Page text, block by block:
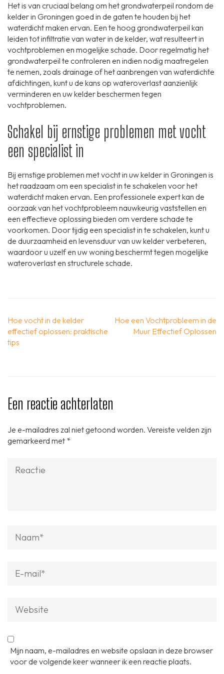
Het is van cruciaal belang om het grondwaterpeil rondom de
kelder in Groningen goed in de gaten te houden bij het
waterdicht maken ervan. Een te hoog grondwaterpeil kan
leiden tot infiltratie van water in de kelder, wat resulteert in
vochtproblemen en mogelijke schade. Door regelmatig het
grondwaterpeil te controleren en indien nodig maatregelen
te nemen, zoals drainage of het aanbrengen van waterdichte
afdichtingen, kunt u de kans op wateroverlast aanzienlijk
verminderen en uw kelder beschermen tegen
vochtproblemen.
Schakel bij ernstige problemen met vocht
een specialist in
Bij ernstige problemen met vocht in uw kelder in Groningen is
het raadzaam om een specialist in te schakelen voor het
waterdicht maken ervan. Een professionele expert kan de
oorzaak van het vochtprobleem nauwkeurig vaststellen en
een effectieve oplossing bieden om verdere schade te
voorkomen. Door tijdig een specialist in te schakelen, kunt u
de duurzaamheid en levensduur van uw kelder verbeteren,
waardoor u uzelf en uw woning beschermt tegen mogelijke
wateroverlast en structurele schade.
Berichtnavigatie
Hoe vocht in de kelder
effectief oplossen: praktische
tips
Hoe een Vochtprobleem in de
Muur Effectief Oplossen
Een reactie achterlaten
Je e-mailadres zal niet getoond worden. Vereiste velden zijn
gemarkeerd met *
mail*
Mijn naam, e-mailadres en website opslaan in deze browser
voor de volgende keer wanneer ik een reactie plaats.